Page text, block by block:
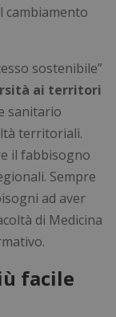
cambiamento
sostenibile”
ai territori
sanitario
territoriali.
il fabbisogno
Sempre
ad aver
di Medicina
facile